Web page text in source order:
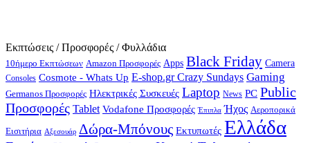
Εκπτώσεις / Προσφορές / Φυλλάδια
10ήμερο Εκπτώσεων Amazon Προσφορές Apps Black Friday Camera
Consoles Cosmote - Whats Up E-shop.gr Crazy Sundays Gaming
Germanos Προσφορές Hλεκτρικές Συσκευές Laptop News PC Public
Προσφορές Tablet Vodafone Προσφορές Έπιπλα Ήχος Αεροπορικά
Εισιτήρια Αξεσουάρ Δώρα-Μπόνους Εκτυπωτές Ελλάδα